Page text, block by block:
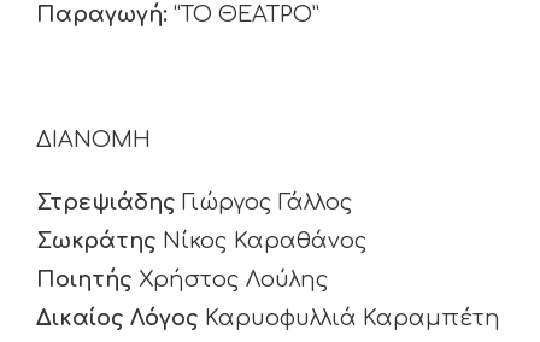
Παραγωγή: “ΤΟ ΘΕΑΤΡΟ”
ΔΙΑΝΟΜΗ
Στρεψιάδης Γιώργος Γάλλος
Σωκράτης Νίκος Καραθάνος
Ποιητής Χρήστος Λούλης
Δικαίος Λόγος Καρυοφυλλιά Καραμπέτη